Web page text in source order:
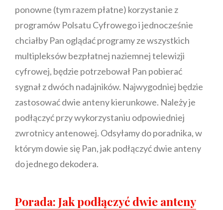
ponowne (tym razem płatne) korzystanie z
programów Polsatu Cyfrowego i jednocześnie
chciałby Pan oglądać programy ze wszystkich
multipleksów bezpłatnej naziemnej telewizji
cyfrowej, będzie potrzebował Pan pobierać
sygnał z dwóch nadajników. Najwygodniej będzie
zastosować dwie anteny kierunkowe. Należy je
podłączyć przy wykorzystaniu odpowiedniej
zwrotnicy antenowej. Odsyłamy do poradnika, w
którym dowie się Pan, jak podłączyć dwie anteny
do jednego dekodera.
Porada: Jak podłączyć dwie anteny